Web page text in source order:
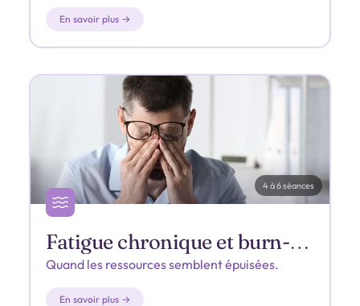
En savoir plus →
4 à 6 séances
Fatigue chronique et burn-out
Quand les ressources semblent épuisées.
En savoir plus →